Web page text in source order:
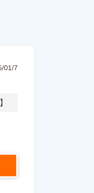
01/7